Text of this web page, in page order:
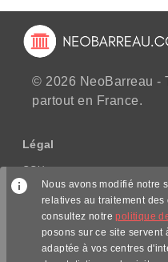
© 2026 NeoBarreau -
partout en France.
Légal
CGU
CGV/CPPS
Politique de confidentialité
Nous avons modifié notre
relatives au traitement
consultez notrepolitique
posons sur ce site servent
adaptée à vos centres